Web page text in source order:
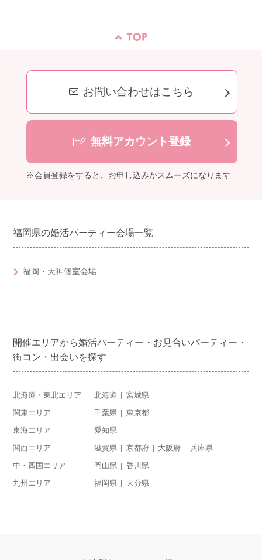
お問い合わせはこちら
無料アカウント登録
※会員登録をすると、お申し込みがスムーズになります
福岡県の婚活パーティー会場一覧
福岡・天神個室会場
開催エリアから婚活パーティー・お見合いパーティー・
街コン・出会いを探す
北海道・東北エリア 北海道 宮城県
関東エリア 千葉県 東京都
東海エリア 愛知県
関西エリア 滋賀県 京都府 大阪府 兵庫県
中・四国エリア 岡山県 香川県
九州エリア 福岡県 大分県